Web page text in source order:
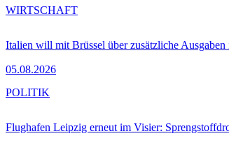
Italien will mit Brüssel über zusätzliche
05.08.2026
WIRTSCHAFT
Flughafen Leipzig erneut im Visier:
POLITIK